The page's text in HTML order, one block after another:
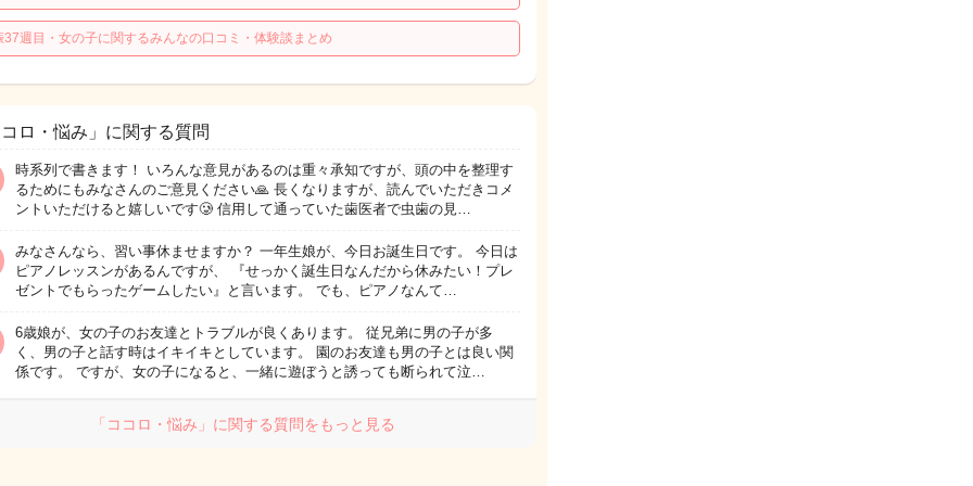
37週目・女の子に関するみんなの口コミ・体験談まとめ
ロ・悩み」に関する質問
時系列で書きます！ いろんな意見があるのは重々承知ですが、頭の中を整理す
るためにもみなさんのご意見ください🙏 長くなりますが、読んでいただきコメ
ントいただけると嬉しいです🥲 信用して通っていた歯医者で虫歯の見…
みなさんなら、習い事休ませますか？ 一年生娘が、今日お誕生日です。 今日は
ピアノレッスンがあるんですが、 『せっかく誕生日なんだから休みたい！プレ
ゼントでもらったゲームしたい』と言います。 でも、ピアノなんて…
6歳娘が、女の子のお友達とトラブルが良くあります。 従兄弟に男の子が多
く、男の子と話す時はイキイキとしています。 園のお友達も男の子とは良い関
係です。 ですが、女の子になると、一緒に遊ぼうと誘っても断られて泣…
「ココロ・悩み」に関する質問をもっと見る